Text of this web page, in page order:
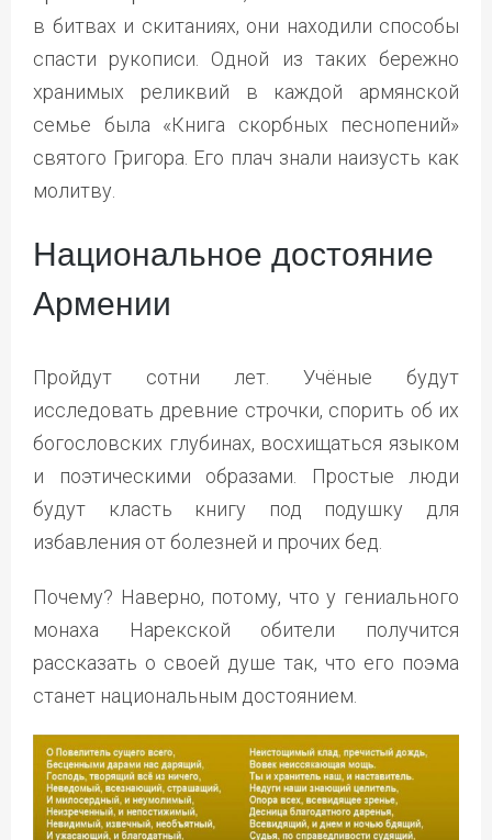
в битвах и скитаниях, они находили способы
спасти рукописи. Одной из таких бережно
хранимых реликвий в каждой армянской
семье была «Книга скорбных песнопений»
святого Григора. Его плач знали наизусть как
молитву.
Национальное достояние
Армении
Пройдут сотни лет. Учёные будут
исследовать древние строчки, спорить об их
богословских глубинах, восхищаться языком
и поэтическими образами. Простые люди
будут класть книгу под подушку для
избавления от болезней и прочих бед.
Почему? Наверно, потому, что у гениального
монаха Нарекской обители получится
рассказать о своей душе так, что его поэма
станет национальным достоянием.